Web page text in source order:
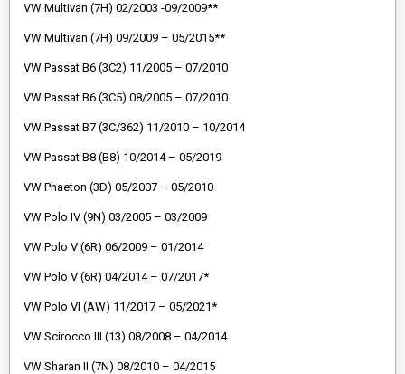
VW Multivan (7H) 02/2003 -09/2009**
VW Multivan (7H) 09/2009 – 05/2015**
VW Passat B6 (3C2) 11/2005 – 07/2010
VW Passat B6 (3C5) 08/2005 – 07/2010
VW Passat B7 (3C/362) 11/2010 – 10/2014
VW Passat B8 (B8) 10/2014 – 05/2019
VW Phaeton (3D) 05/2007 – 05/2010
VW Polo IV (9N) 03/2005 – 03/2009
VW Polo V (6R) 06/2009 – 01/2014
VW Polo V (6R) 04/2014 – 07/2017*
VW Polo VI (AW) 11/2017 – 05/2021*
VW Scirocco III (13) 08/2008 – 04/2014
VW Sharan II (7N) 08/2010 – 04/2015